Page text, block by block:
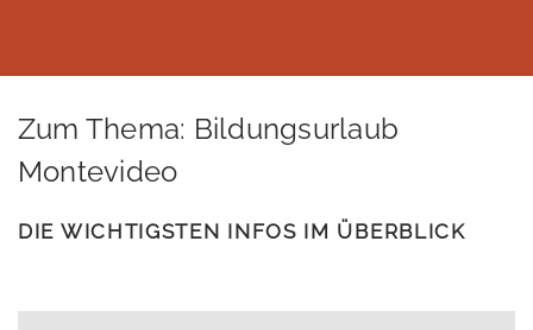
Zum Thema: Bildungsurlaub
Montevideo
DIE WICHTIGSTEN INFOS IM ÜBERBLICK